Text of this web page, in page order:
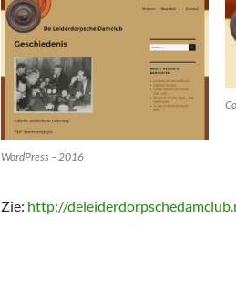
WordPress – 2016
Zie: http://